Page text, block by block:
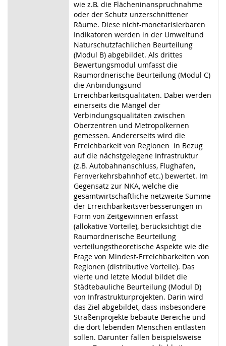
wie z.B. die Flächeninanspruchnahme
oder der Schutz unzerschnittener
Räume. Diese nicht-monetarisierbaren
Indikatoren werden in der Umweltund
Naturschutzfachlichen Beurteilung
(Modul B) abgebildet. Als drittes
Bewertungsmodul umfasst die
Raumordnerische Beurteilung (Modul C)
die Anbindungsund
Erreichbarkeitsqualitäten. Dabei werden
einerseits die Mängel der
Verbindungsqualitäten zwischen
Oberzentren und Metropolkernen
gemessen. Andererseits wird die
Erreichbarkeit von Regionen in Bezug
auf die nächstgelegene Infrastruktur
(z.B. Autobahnanschluss, Flughafen,
Fernverkehrsbahnhof etc.) bewertet. Im
Gegensatz zur NKA, welche die
gesamtwirtschaftliche netzweite Summe
der Erreichbarkeitsverbesserungen in
Form von Zeitgewinnen erfasst
(allokative Vorteile), berücksichtigt die
Raumordnerische Beurteilung
verteilungstheoretische Aspekte wie die
Frage von Mindest-Erreichbarkeiten von
Regionen (distributive Vorteile). Das
vierte und letzte Modul bildet die
Städtebauliche Beurteilung (Modul D)
von Infrastrukturprojekten. Darin wird
das Ziel abgebildet, dass insbesondere
Straßenprojekte bebaute Bereiche und
die dort lebenden Menschen entlasten
sollen. Darunter fallen beispielsweise